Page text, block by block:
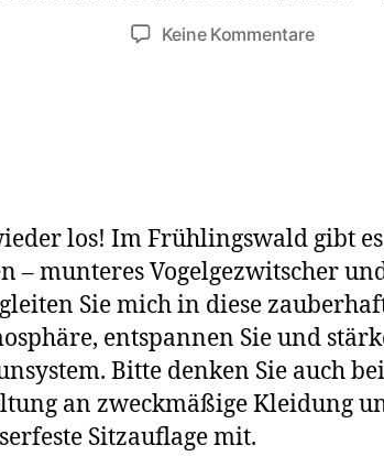
Keine Kommentare
los! Im Frühlingswald gibt
– munteres Vogelgezwitscher
Sie mich in diese
entspannen Sie und
Bitte denken Sie auch
an zweckmäßige Kleidung
Sitzauflage mit.